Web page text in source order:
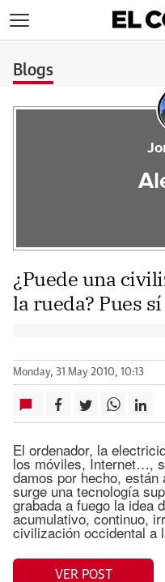
Blogs
¿Puede una
la rueda? Pues sí
Monday, 31 May 2010, 10:13
El ordenador, la
los móviles, Internet…,
damos por hecho,
surge una tecnología
grabada a fuego la idea
acumulativo, continuo,
civilización occidental a
VER POST